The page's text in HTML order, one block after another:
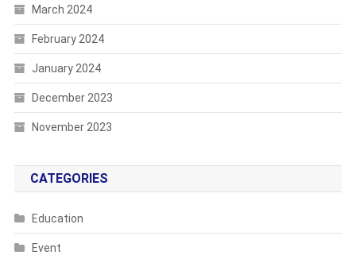
March 2024
February 2024
January 2024
December 2023
November 2023
CATEGORIES
Education
Event